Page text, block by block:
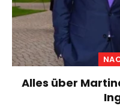
Alles über